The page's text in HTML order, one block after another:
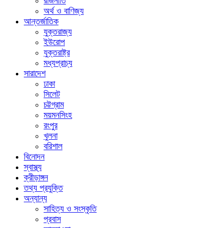
অর্থ ও বাণিজ্য
আন্তর্জাতিক
যুক্তরাজ্য
ইউরোপ
যুক্তরাষ্ট্র
মধ্যপ্রাচ্য
সারাদেশ
ঢাকা
সিলেট
চট্টগ্রাম
ময়মনসিংহ
রংপুর
খুলনা
বরিশাল
বিনোদন
স্বাস্থ্য
ক্রীড়াঙ্গন
তথ্য প্রযুক্তি
অন্যান্য
সাহিত্য ও সংস্কৃতি
প্রবাস